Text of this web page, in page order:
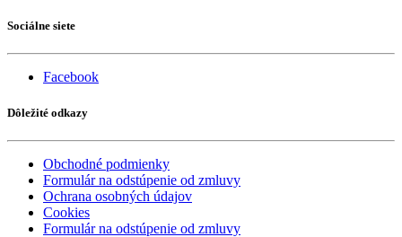
Sociálne siete
Facebook
Dôležité odkazy
Obchodné podmienky
Formulár na odstúpenie od zmluvy
Ochrana osobných údajov
Cookies
Formulár na odstúpenie od zmluvy